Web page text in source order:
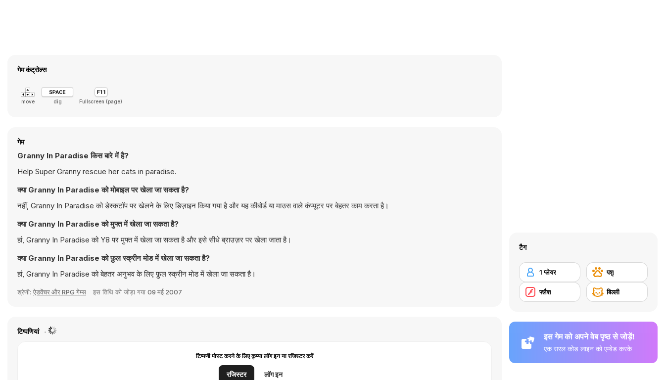
गेम कंट्रोल्स
move dig Fullscreen (page)
गेम
Granny In Paradise किस बारे में है?
Help Super Granny rescue her cats in paradise.
क्या Granny In Paradise को मोबाइल पर खेला जा सकता है?
नहीं, Granny In Paradise को डेस्कटॉप पर खेलने के लिए डिज़ाइन किया गया है और यह कीबोर्ड या माउस वाले कंप्यूटर पर बेहतर काम करता है।
क्या Granny In Paradise को मुफ्त में खेला जा सकता है?
हां, Granny In Paradise को Y8 पर मुफ्त में खेला जा सकता है और इसे सीधे ब्राउज़र पर खेला जाता है।
क्या Granny In Paradise को फ़ुल स्क्रीन मोड में खेला जा सकता है?
हां, Granny In Paradise को बेहतर अनुभव के लिए फ़ुल स्क्रीन मोड में खेला जा सकता है।
श्रेणी: ऐडवेंचर और RPG गेम्स इस तिथि को जोड़ा गया 09 मई 2007
टिप्पणियां
टिप्पणी पोस्ट करने के लिए कृप्या लॉग इन या रजिस्टर करें
रजिस्टर लॉग इन
टैग
1 प्लेयर पशु
फ्लैश बिल्ली
इस गेम को अपने वेब पृष्ठ से जोड़ें!
एक सरल कोड लाइन को एम्बेड करके